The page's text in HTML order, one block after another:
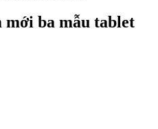
mới ba mẫu tablet